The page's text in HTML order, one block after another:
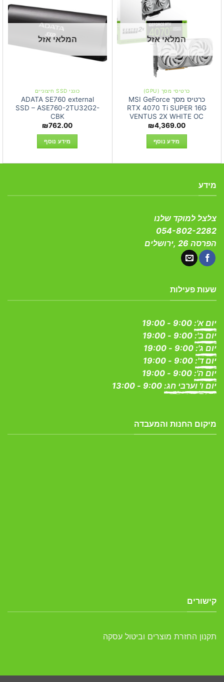
המלאי אזל
כרטיסי מסך (GPU)
כרטיס מסך MSI GeForce
RTX 4070 Ti SUPER 16G
VENTUS 2X WHITE OC
₪4,369.00
מידע נוסף
המלאי אזל
כונני SSD חיצוניים
ADATA SE760 external
SSD – ASE760-2TU32G2-
CBK
₪762.00
מידע נוסף
מידע
צלצל למוקד שלנו
054-802-2282
הפרסה 26 ,ירושלים
שעות פעילות
יום א':
יום ב':
יום ג':
יום ד':
יום ה':
יום ו' וערבי חג:
מיקום החנות והמעבדה
קישורים
תקנון החזרת מוצרים וביטול עסקה